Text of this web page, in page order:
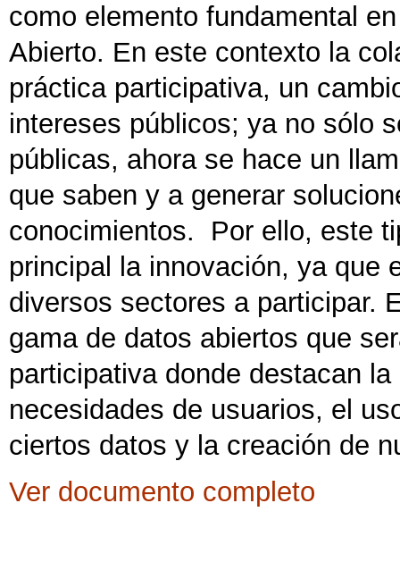
como elemento fundamental
Abierto. En este contexto la
práctica participativa, un
intereses públicos; ya no sólo
públicas, ahora se hace un
que saben y a generar
conocimientos. Por ello, este
principal la innovación, ya que
diversos sectores a participar.
gama de datos abiertos que
participativa donde destacan
necesidades de usuarios, el
ciertos datos y la creación de
Ver documento completo